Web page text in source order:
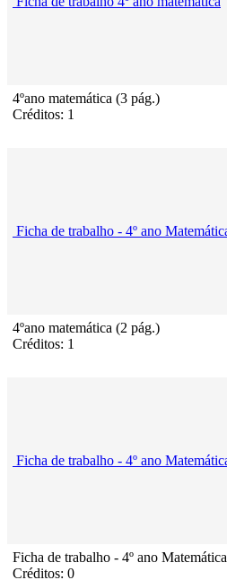
4ºano matemática (3 pág.)
Créditos: 1
Ficha de trabalho - 4º ano
4ºano matemática (2 pág.)
Créditos: 1
Ficha de trabalho - 4º ano
Ficha de trabalho - 4º ano
Créditos: 0